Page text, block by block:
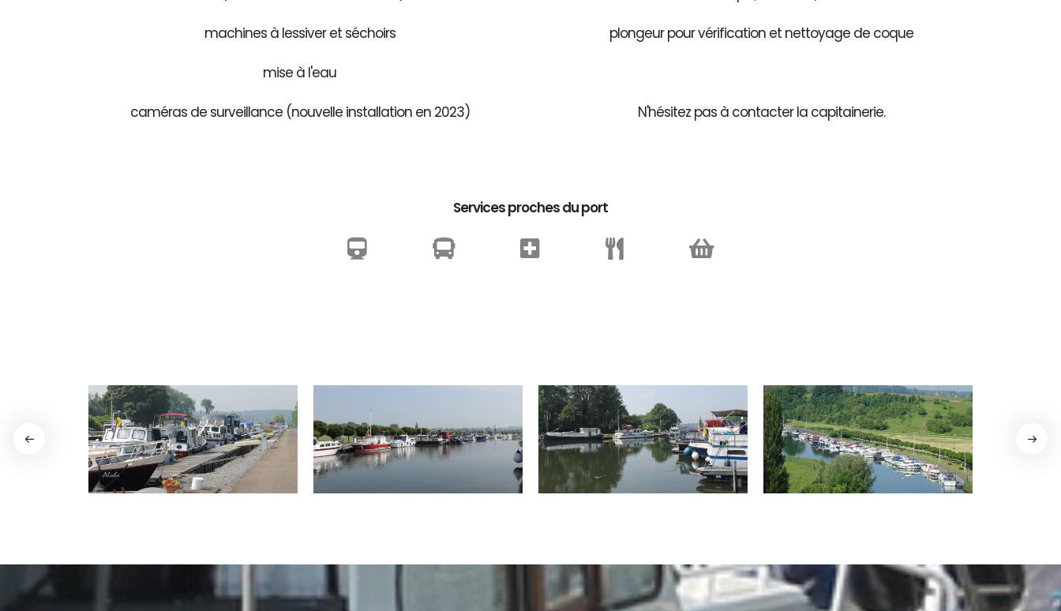
machines à lessiver et séchoirs
mise à l'eau
caméras de surveillance (nouvelle installation en 2023)
plongeur pour vérification et nettoyage de coque
N'hésitez pas à contacter la capitainerie.
Services proches du port